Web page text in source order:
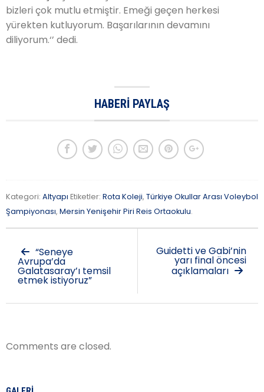
bizleri çok mutlu etmiştir. Emeği geçen herkesi
yürekten kutluyorum. Başarılarının devamını
diliyorum.‘’ dedi.
HABERI PAYLAŞ
Kategori: Altyapı Etiketler: Rota Koleji, Türkiye Okullar Arası Voleybol
Şampiyonası, Mersin Yenişehir Piri Reis Ortaokulu.
“Seneye
Avrupa’da
Galatasaray’ı temsil
etmek istiyoruz”
Guidetti ve Gabi’nin
yarı final öncesi
açıklamaları
Comments are closed.